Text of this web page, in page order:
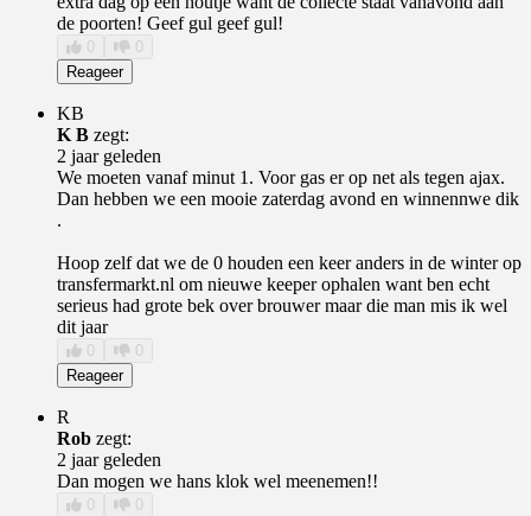
de poorten! Geef gul geef gul!
0
0
Reageer
KB
K B zegt:
2 jaar geleden
We moeten vanaf minut 1. Voor gas er op net als tegen ajax.
Dan hebben we een mooie zaterdag avond en winnennwe dik
.
Hoop zelf dat we de 0 houden een keer anders in de winter op
transfermarkt.nl om nieuwe keeper ophalen want ben echt
serieus had grote bek over brouwer maar die man mis ik wel
dit jaar
0
0
Reageer
R
Rob zegt:
2 jaar geleden
Dan mogen we hans klok wel meenemen!!
0
0